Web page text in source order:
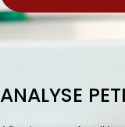
Volume de l'échantillon :
ANALYSE